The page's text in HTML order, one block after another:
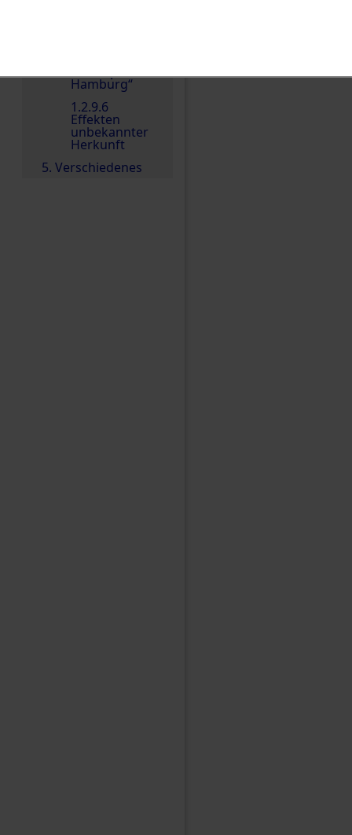
Hamburg“
1.2.9.6
Effekten
unbekannter
Herkunft
5. Verschiedenes